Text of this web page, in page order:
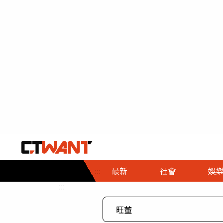
::: 最新 社會
社會首頁
時事
娛樂
娛樂首頁
即時
專題
財經首頁
熱線
３Ｃ
政